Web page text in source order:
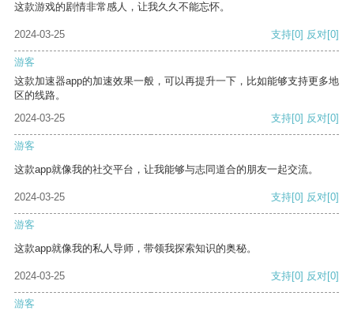
这款游戏的剧情非常感人，让我久久不能忘怀。
2024-03-25 支持[0] 反对[0]
游客
这款加速器app的加速效果一般，可以再提升一下，比如能够支持更多地
区的线路。
2024-03-25
支持[0] 反对[0]
游客
这款app就像我的社交平台，让我能够与志同道合的朋友一起交流。
2024-03-25 支持[0] 反对[0]
游客
这款app就像我的私人导师，带领我探索知识的奥秘。
2024-03-25 支持[0] 反对[0]
游客